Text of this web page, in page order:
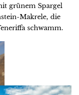
grünem Spargel
Makrele, die
schwamm.